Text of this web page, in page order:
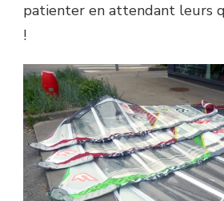
patienter en attendant leurs
!